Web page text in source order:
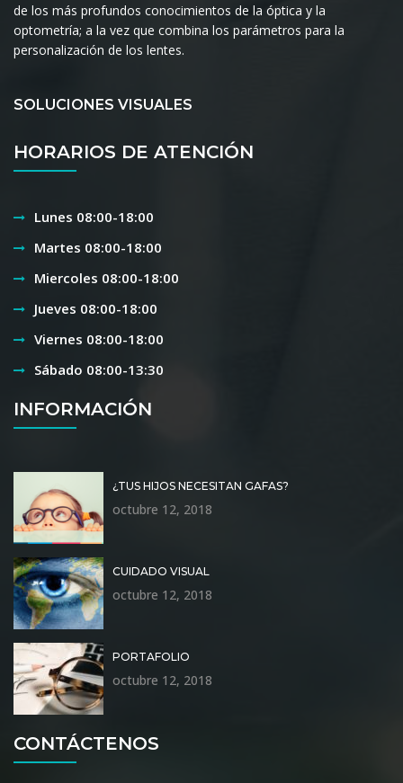
de los más profundos conocimientos de la óptica y la
optometría; a la vez que combina los parámetros para la
personalización de los lentes.
SOLUCIONES VISUALES
HORARIOS DE ATENCIÓN
Lunes 08:00-18:00
Martes 08:00-18:00
Miercoles 08:00-18:00
Jueves 08:00-18:00
Viernes 08:00-18:00
Sábado 08:00-13:30
INFORMACIÓN
¿TUS HIJOS NECESITAN GAFAS?
octubre 12, 2018
CUIDADO VISUAL
octubre 12, 2018
PORTAFOLIO
octubre 12, 2018
CONTÁCTENOS